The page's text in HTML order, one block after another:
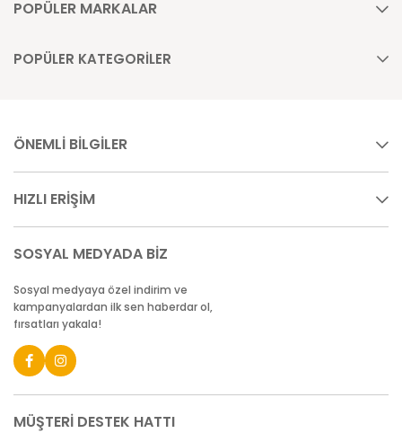
POPÜLER MARKALAR
POPÜLER KATEGORİLER
ÖNEMLİ BİLGİLER
HIZLI ERİŞİM
SOSYAL MEDYADA BİZ
Sosyal medyaya özel indirim ve
kampanyalardan ilk sen haberdar ol,
fırsatları yakala!
MÜŞTERİ DESTEK HATTI